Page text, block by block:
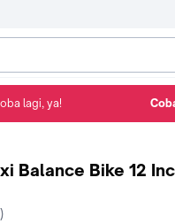
Balance Bike 12
lagi, ya!